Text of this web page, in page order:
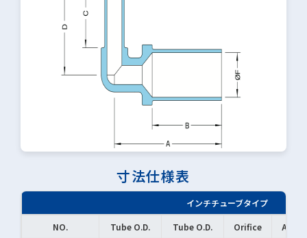
寸法仕様表
インチチューブタイプ
NO. Tube O.D. Tube O.D. Orifice A